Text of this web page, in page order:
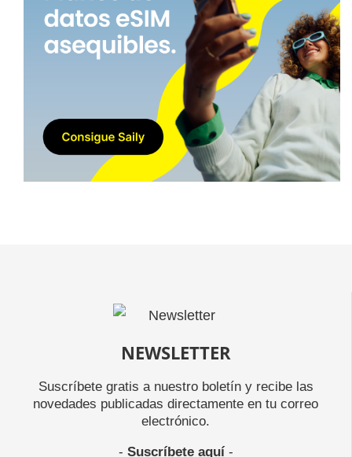
NEWSLETTER
Suscríbete gratis a nuestro boletín y recibe las
novedades publicadas directamente en tu correo
electrónico.
- Suscríbete aquí-